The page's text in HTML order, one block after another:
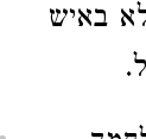
באיש